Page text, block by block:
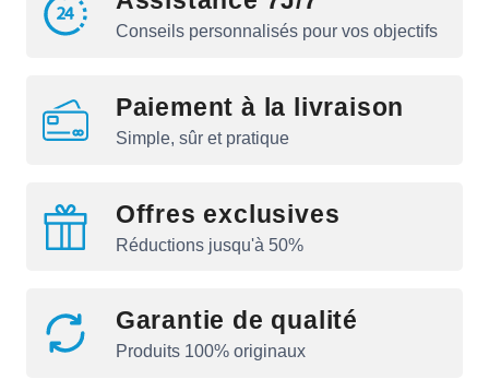
Conseils personnalisés pour vos objectifs
Paiement à la livraison
Simple, sûr et pratique
Offres exclusives
Réductions jusqu'à 50%
Garantie de qualité
Produits 100% originaux